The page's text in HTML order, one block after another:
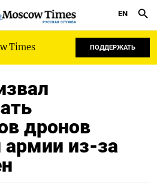
РУССКАЯ СЛУЖБА
EN
Times ПОДДЕРЖАТЬ
дронов
армии из-за